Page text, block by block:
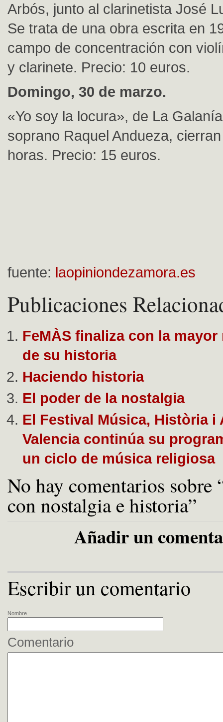
Arbós, junto al clarinetista José
Se trata de una obra escrita en
campo de concentración con
y clarinete. Precio: 10 euros.
Domingo, 30 de marzo.
«Yo soy la locura», de La
soprano Raquel Andueza,
horas. Precio: 15 euros.
fuente: laopiniondezamora.es
Publicaciones
FeMÀS finaliza con la
de su historia
Haciendo historia
El poder de la nostalgia
El Festival Música, Història i
Valencia continúa su
un ciclo de música religiosa
No hay comentarios sobre
con nostalgia e historia”
Añadir un
Escribir un comentario
Nombre
Comentario